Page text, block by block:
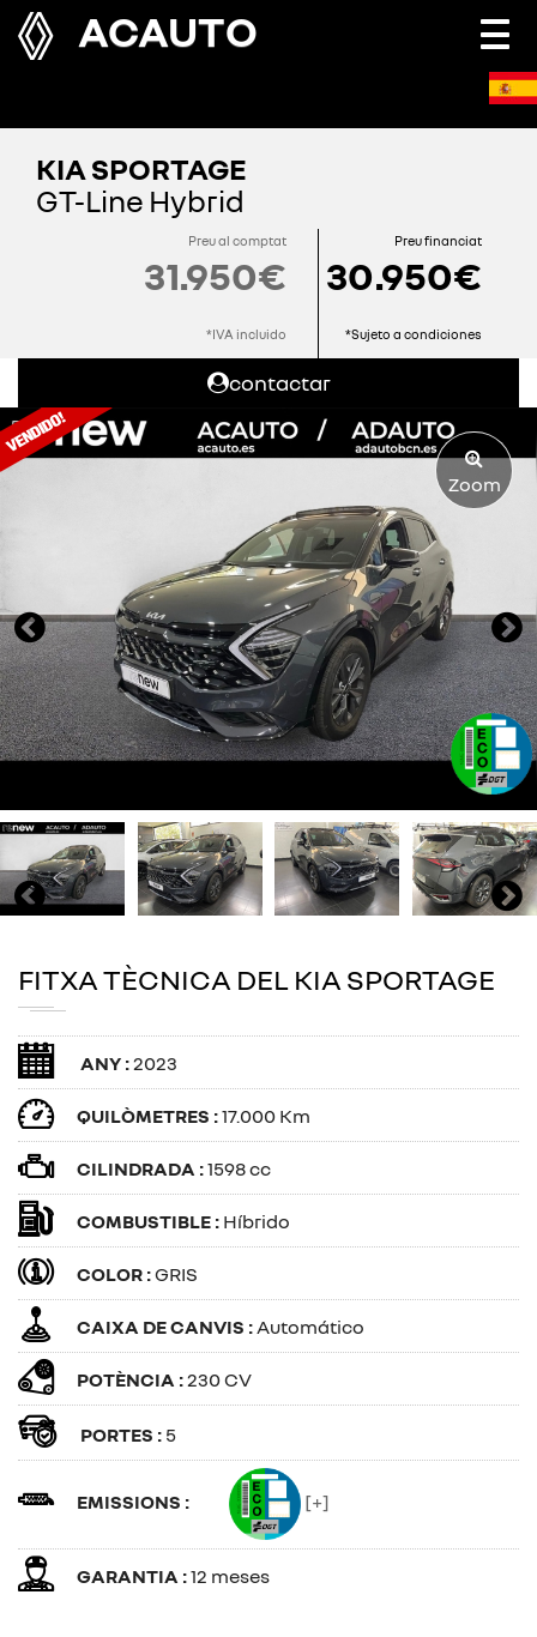
ACAUTO
KIA SPORTAGE
GT-Line Hybrid
Preu al comptat
31.950€
*IVA incluido
Preu financiat
30.950€
*Sujeto a condiciones
contactar
Zoom
FITXA TÈCNICA DEL KIA SPORTAGE
ANY :2023
QUILÒMETRES :17.000 Km
CILINDRADA :1598 cc
COMBUSTIBLE : Híbrido
COLOR :GRIS
CAIXA DE CANVIS :Automático
POTÈNCIA :230 CV
PORTES : 5
EMISSIONS : [+]
GARANTIA :12 meses